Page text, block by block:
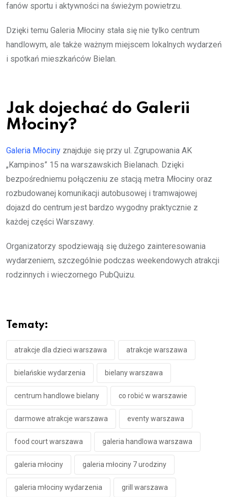
fanów sportu i aktywności na świeżym powietrzu.
Dzięki temu Galeria Młociny stała się nie tylko centrum
handlowym, ale także ważnym miejscem lokalnych wydarzeń
i spotkań mieszkańców Bielan.
Jak dojechać do Galerii
Młociny?
Galeria Młociny znajduje się przy ul. Zgrupowania AK
„Kampinos” 15 na warszawskich Bielanach. Dzięki
bezpośredniemu połączeniu ze stacją metra Młociny oraz
rozbudowanej komunikacji autobusowej i tramwajowej
dojazd do centrum jest bardzo wygodny praktycznie z
każdej części Warszawy.
Organizatorzy spodziewają się dużego zainteresowania
wydarzeniem, szczególnie podczas weekendowych atrakcji
rodzinnych i wieczornego PubQuizu.
Tematy:
atrakcje dla dzieci warszawa atrakcje warszawa
bielańskie wydarzenia bielany warszawa
centrum handlowe bielany co robić w warszawie
darmowe atrakcje warszawa eventy warszawa
food court warszawa galeria handlowa warszawa
galeria młociny galeria młociny 7 urodziny
galeria młociny wydarzenia grill warszawa